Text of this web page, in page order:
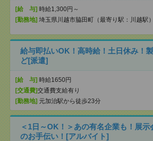
[給 与] 時給1,300円～
[勤務地] 埼玉県川越市脇田町（最寄り駅：川越駅）
給与即払いOK！高時給！土日休み！
ど[派遣]
[給 与] 時給1650円
[交通費]交通費支給有り
[勤務地] 元加治駅から徒歩23分
＜1日～OK！＞あの有名企業も！展示
のお手伝い！[アルバイト]